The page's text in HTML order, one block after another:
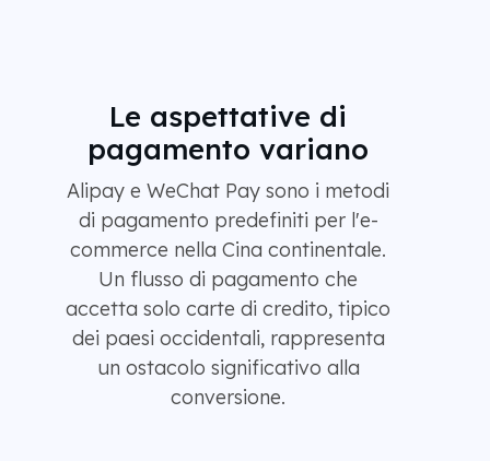
Le aspettative di
pagamento variano
Alipay e WeChat Pay sono i metodi
di pagamento predefiniti per l'e-
commerce nella Cina continentale.
Un flusso di pagamento che
accetta solo carte di credito, tipico
dei paesi occidentali, rappresenta
un ostacolo significativo alla
conversione.